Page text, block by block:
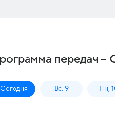
передач –
Сегодня Вс, 9 Пн,